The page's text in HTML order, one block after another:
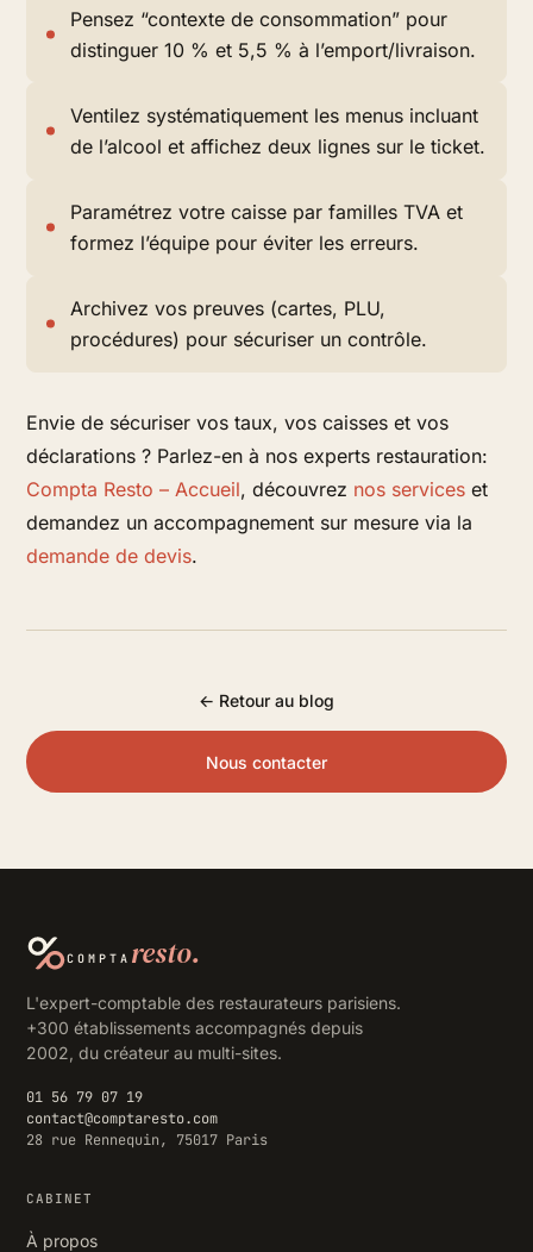
Pensez “contexte de consommation” pour
distinguer 10 % et 5,5 % à l’emport/livraison.
Ventilez systématiquement les menus incluant
de l’alcool et affichez deux lignes sur le ticket.
Paramétrez votre caisse par familles TVA et
formez l’équipe pour éviter les erreurs.
Archivez vos preuves (cartes, PLU,
procédures) pour sécuriser un contrôle.
Envie de sécuriser vos taux, vos caisses et vos
déclarations ? Parlez-en à nos experts restauration:
Compta Resto – Accueil, découvrez nos services et
demandez un accompagnement sur mesure via la
demande de devis.
← Retour au blog
Nous contacter
COMPTA resto.
L'expert-comptable des restaurateurs parisiens.
+300 établissements accompagnés depuis
2002, du créateur au multi-sites.
01 56 79 07 19
contact@comptaresto.com
28 rue Rennequin, 75017 Paris
CABINET
À propos